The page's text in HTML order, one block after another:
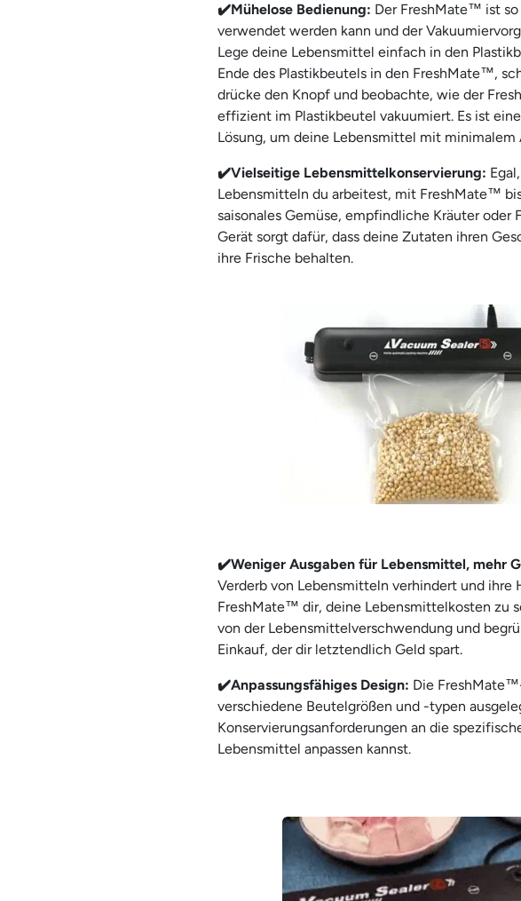
✔️Mühelose Bedienung: Der FreshMate™ ist
verwendet werden kann und der
Lege deine Lebensmittel einfach in den
Ende des Plastikbeutels in den FreshMate™,
drücke den Knopf und beobachte, wie der
effizient im Plastikbeutel vakuumiert. Es ist
Lösung, um deine Lebensmittel mit minimalem
✔️Vielseitige Lebensmittelkonservierung:
Lebensmitteln du arbeitest, mit FreshMate™
saisonales Gemüse, empfindliche Kräuter oder
Gerät sorgt dafür, dass deine Zutaten ihren
ihre Frische behalten.
✔️Weniger Ausgaben für Lebensmittel, mehr
Verderb von Lebensmitteln verhindert und
FreshMate™ dir, deine Lebensmittelkosten zu
von der Lebensmittelverschwendung und
Einkauf, der dir letztendlich Geld spart.
✔️Anpassungsfähiges Design: Die
verschiedene Beutelgrößen und -typen
Konservierungsanforderungen an die
Lebensmittel anpassen kannst.